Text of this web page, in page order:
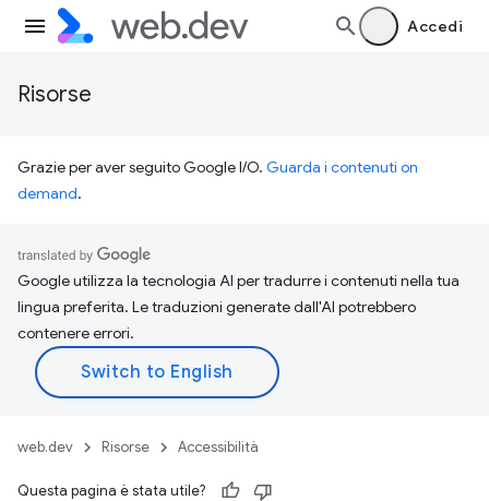
Accedi
Risorse
Grazie per aver seguito Google I/O. Guarda i contenuti on
demand.
Google utilizza la tecnologia AI per tradurre i contenuti nella tua
lingua preferita. Le traduzioni generate dall'AI potrebbero
contenere errori.
web.dev Risorse Accessibilità
Questa pagina è stata utile?